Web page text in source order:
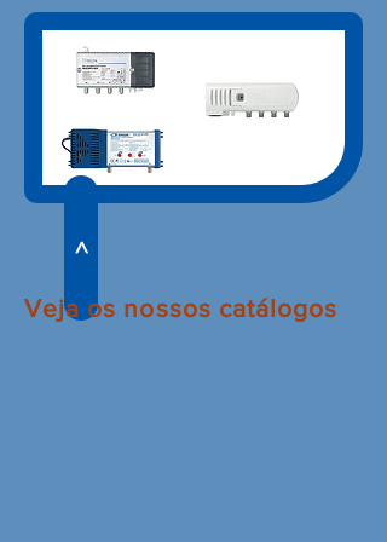
>
Veja os nossos catálogos